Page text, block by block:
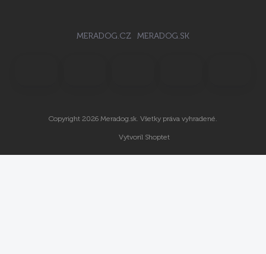
MERADOG.CZ MERADOG.SK
Vytvoril Shoptet
Copyright 2026 Meradog.sk . Všetky práva vyhradené.